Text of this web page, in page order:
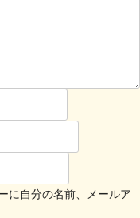
に自分の名前、メールア